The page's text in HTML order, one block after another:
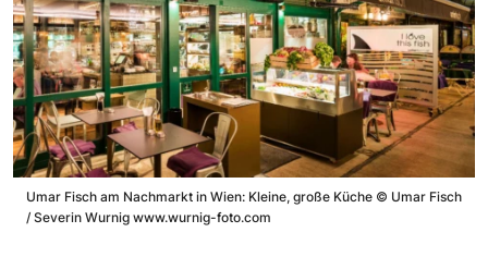
Umar Fisch am Nachmarkt in Wien: Kleine, große Küche © Umar Fisch
/ Severin Wurnig www.wurnig-foto.com